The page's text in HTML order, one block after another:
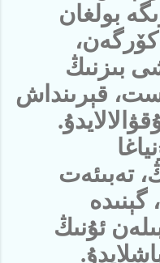
بولغان
بىزنىڭ
قېرىنداش
تەبىئەت
گېنىدە
ئۇنىڭ